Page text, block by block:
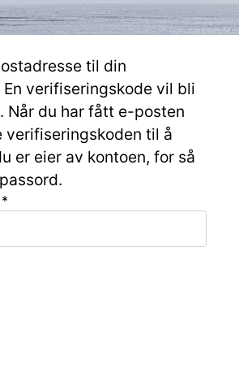
verifiseringskode vil bli
Når du har fått e-posten
verifiseringskoden til å
er eier av kontoen, for så
*